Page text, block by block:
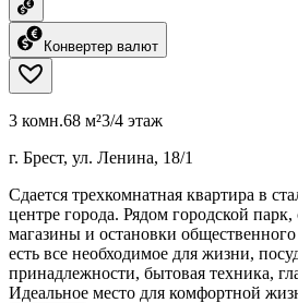
Конвертер валют
3 комн.68 м²3/4 этаж
г. Брест, ул. Ленина, 18/1
Сдается трехкомнатная квартира в
центре города. Рядом городской парк,
магазины и остановки
есть все необходимое для жизни,
принадлежности, бытовая техника,
Идеальное место для комфортной